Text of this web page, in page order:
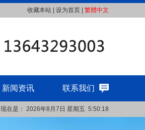
收藏本站 设为首页 繁體中文
新闻资讯 联系我们
现在是： 2026年8月7日 星期五 5:50:19